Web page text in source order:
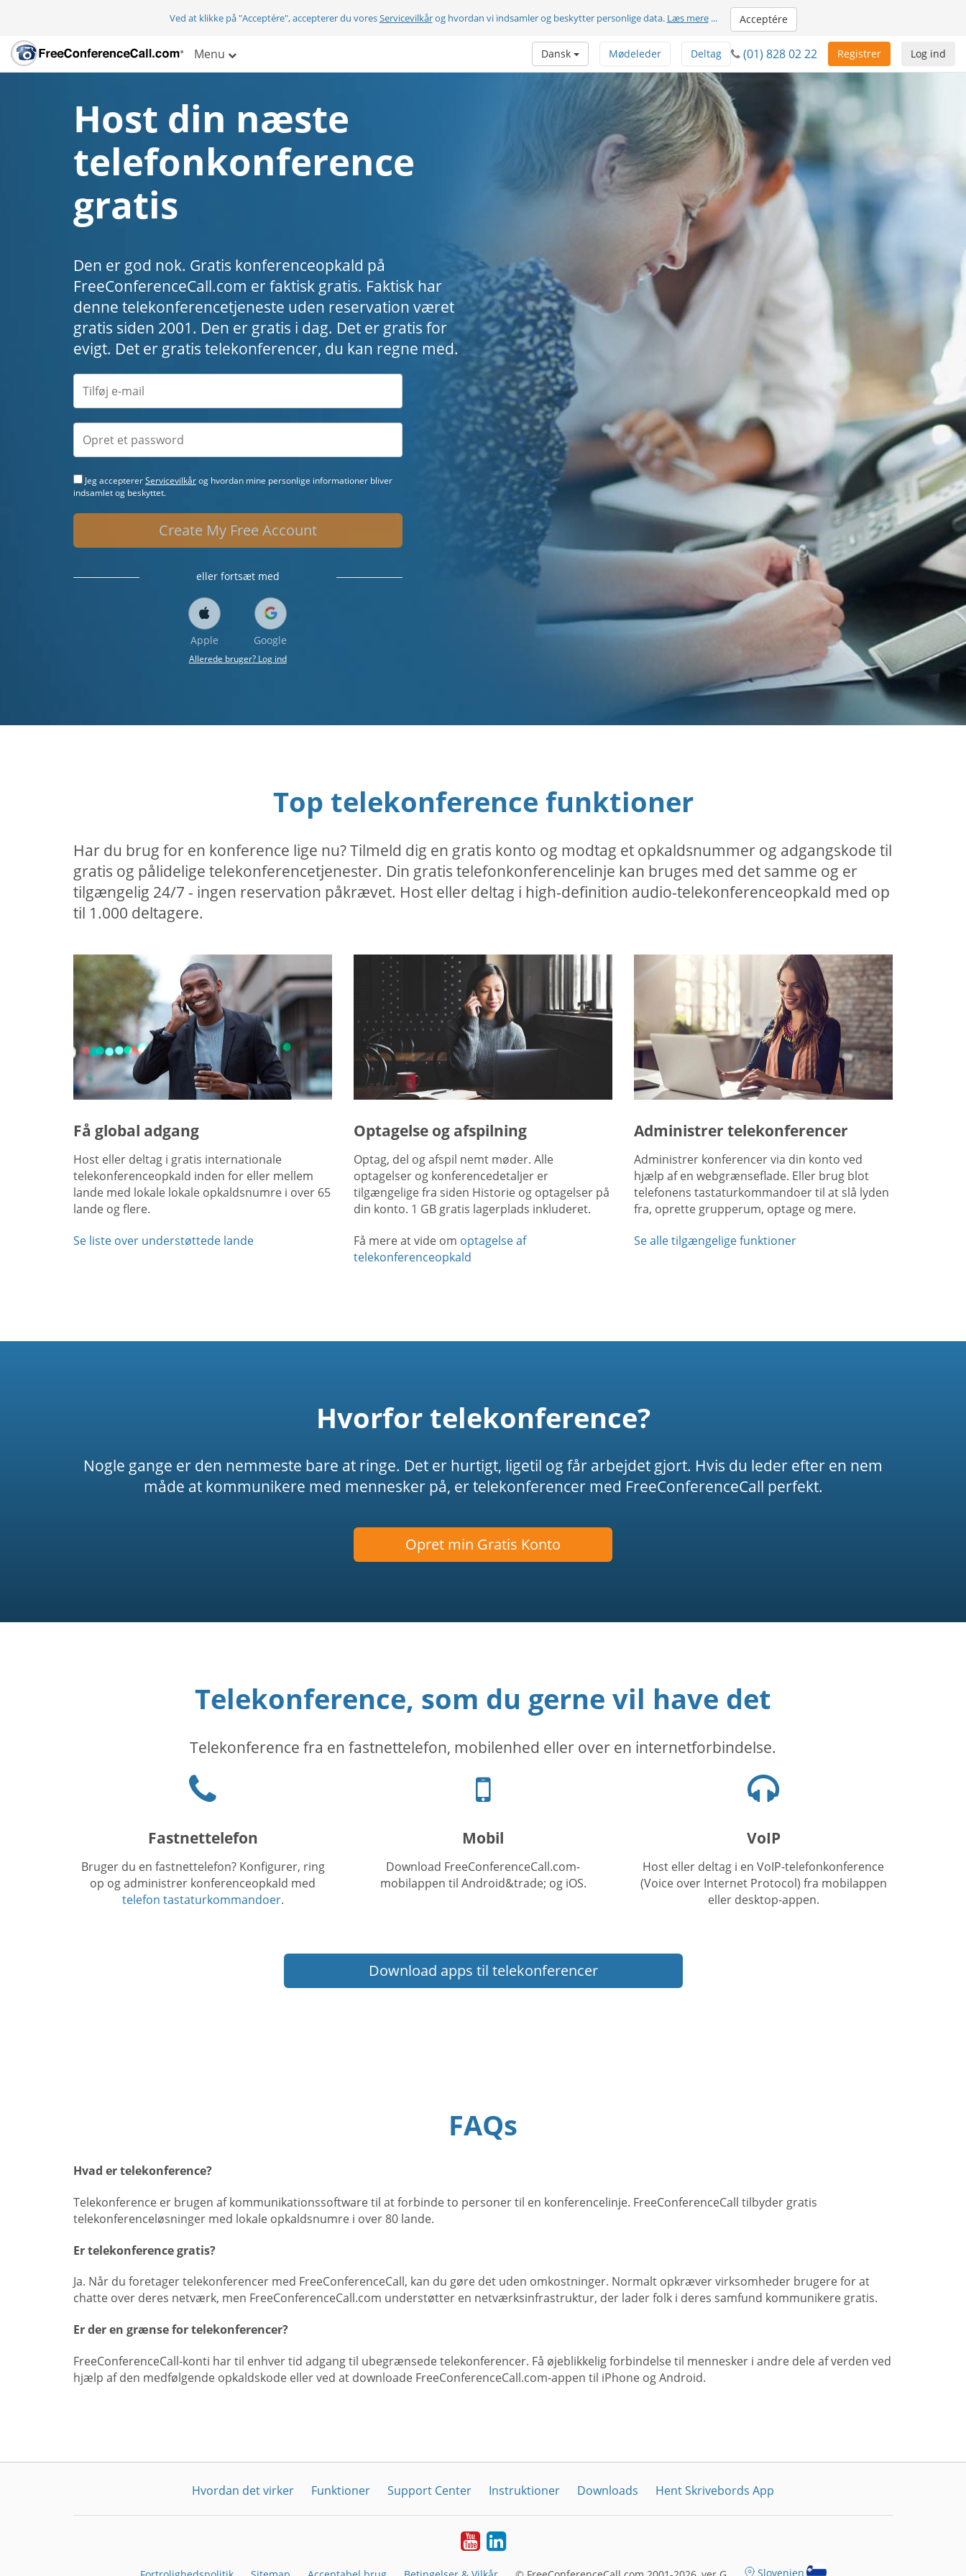
Ved at klikke på "Acceptére", accepterer du voresServicevilkårog hvordan vi indsamler og beskytter personlige data. Læs mere... Acceptére
Menu Log ind
Registrer
(01) 828 02 22
Deltag
Mødeleder
Dansk
Host din næste
telefonkonference
gratis
Den er god nok. Gratis konferenceopkald på
FreeConferenceCall.com er faktisk gratis. Faktisk har
denne telekonferencetjeneste uden reservation været
gratis siden 2001. Den er gratis i dag. Det er gratis for
evigt. Det er gratis telekonferencer, du kan regne med.
Jeg acceptererServicevilkårog hvordan mine personlige informationer bliver
indsamlet og beskyttet.
Create My Free Account
eller fortsæt med
Apple Google
Allerede bruger? Log ind
Top telekonference funktioner
Har du brug for en konference lige nu? Tilmeld dig en gratis konto og modtag et opkaldsnummer og adgangskode til
gratis og pålidelige telekonferencetjenester. Din gratis telefonkonferencelinje kan bruges med det samme og er
tilgængelig 24/7 - ingen reservation påkrævet. Host eller deltag i high-definition audio-telekonferenceopkald med op
til 1.000 deltagere.
Få global adgang
Host eller deltag i gratis internationale
telekonferenceopkald inden for eller mellem
lande med lokale lokale opkaldsnumre i over 65
lande og flere.
Se liste over understøttede lande
Optagelse og afspilning
Optag, del og afspil nemt møder. Alle
optagelser og konferencedetaljer er
tilgængelige fra siden Historie og optagelser på
din konto. 1 GB gratis lagerplads inkluderet.
Få mere at vide om optagelse af
telekonferenceopkald
Administrer telekonferencer
Administrer konferencer via din konto ved
hjælp af en webgrænseflade. Eller brug blot
telefonens tastaturkommandoer til at slå lyden
fra, oprette grupperum, optage og mere.
Se alle tilgængelige funktioner
Hvorfor telekonference?
Nogle gange er den nemmeste bare at ringe. Det er hurtigt, ligetil og får arbejdet gjort. Hvis du leder efter en nem
måde at kommunikere med mennesker på, er telekonferencer med FreeConferenceCall perfekt.
Opret min Gratis Konto
Telekonference, som du gerne vil have det
Telekonference fra en fastnettelefon, mobilenhed eller over en internetforbindelse.
icon
Fastnettelefon
Bruger du en fastnettelefon? Konfigurer, ring
op og administrer konferenceopkald med
telefon tastaturkommandoer.
Mobiltelefon
ikon
Mobil
Download FreeConferenceCall.com-
mobilappen til Android&trade; og iOS.
ikon
VoIP
Host eller deltag i en VoIP-telefonkonference
(Voice over Internet Protocol) fra mobilappen
eller desktop-appen.
Download apps til telekonferencer
FAQs
Hvad er telekonference?
Telekonference er brugen af kommunikationssoftware til at forbinde to personer til en konferencelinje. FreeConferenceCall tilbyder gratis
telekonferenceløsninger med lokale opkaldsnumre i over 80 lande.
Er telekonference gratis?
Ja. Når du foretager telekonferencer med FreeConferenceCall, kan du gøre det uden omkostninger. Normalt opkræver virksomheder brugere for at
chatte over deres netværk, men FreeConferenceCall.com understøtter en netværksinfrastruktur, der lader folk i deres samfund kommunikere gratis.
Er der en grænse for telekonferencer?
FreeConferenceCall-konti har til enhver tid adgang til ubegrænsede telekonferencer. Få øjeblikkelig forbindelse til mennesker i andre dele af verden ved
hjælp af den medfølgende opkaldskode eller ved at downloade FreeConferenceCall.com-appen til iPhone og Android.
Hvordan det virker Funktioner Support Center Instruktioner Downloads Hent Skrivebords App
YouTubeLinkedIn
Slovenien